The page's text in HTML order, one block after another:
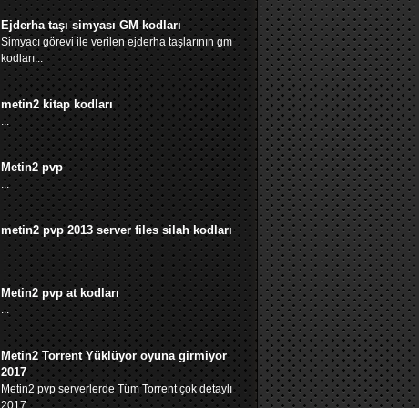
Ejderha taşı simyası GM kodları
Simyacı görevi ile verilen ejderha taşlarının gm
kodları...
metin2 kitap kodları
...
Metin2 pvp
...
metin2 pvp 2013 server files silah kodları
...
Metin2 pvp at kodları
...
Metin2 Torrent Yüklüyor oyuna girmiyor
2017
Metin2 pvp serverlerde Tüm Torrent çok detaylı